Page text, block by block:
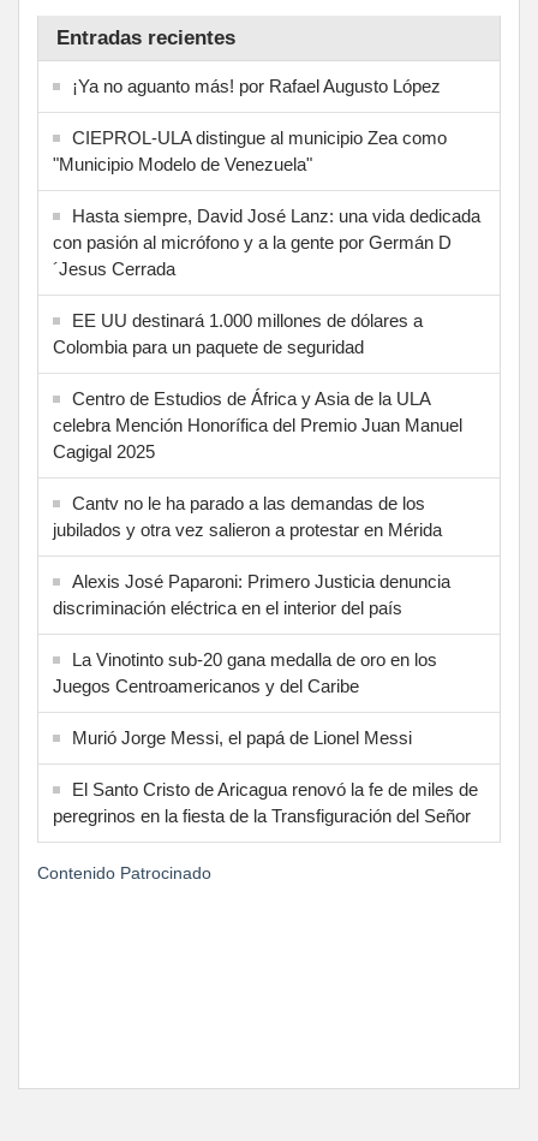
Entradas recientes
¡Ya no aguanto más! por Rafael Augusto López
CIEPROL-ULA distingue al municipio Zea como
"Municipio Modelo de Venezuela"
Hasta siempre, David José Lanz: una vida dedicada
con pasión al micrófono y a la gente por Germán D
´Jesus Cerrada
EE UU destinará 1.000 millones de dólares a
Colombia para un paquete de seguridad
Centro de Estudios de África y Asia de la ULA
celebra Mención Honorífica del Premio Juan Manuel
Cagigal 2025
Cantv no le ha parado a las demandas de los
jubilados y otra vez salieron a protestar en Mérida
Alexis José Paparoni: Primero Justicia denuncia
discriminación eléctrica en el interior del país
La Vinotinto sub-20 gana medalla de oro en los
Juegos Centroamericanos y del Caribe
Murió Jorge Messi, el papá de Lionel Messi
El Santo Cristo de Aricagua renovó la fe de miles de
peregrinos en la fiesta de la Transfiguración del Señor
Contenido Patrocinado